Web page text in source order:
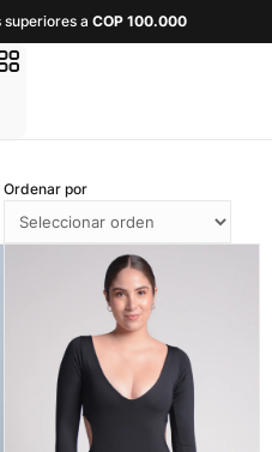
a COP100.000
Ordenar por